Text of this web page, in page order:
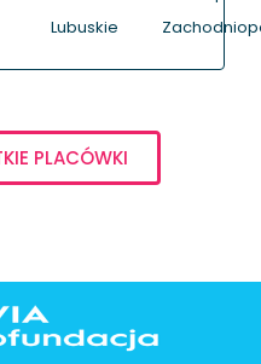
Lubuskie
PLACÓWKI